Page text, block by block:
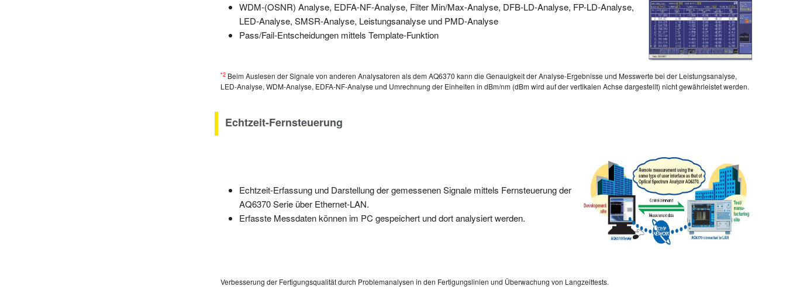
WDM-(OSNR) Analyse, EDFA-NF-Analyse, Filter Min/Max-Analyse, DFB-LD-Analyse, FP-LD-Analyse,
LED-Analyse, SMSR-Analyse, Leistungsanalyse und PMD-Analyse
Pass/Fail-Entscheidungen mittels Template-Funktion
*2 Beim Auslesen der Signale von anderen Analysatoren als dem AQ6370 kann die Genauigkeit der Analyse-Ergebnisse und Messwerte bei der Leistungsanalyse,
LED-Analyse, WDM-Analyse, EDFA-NF-Analyse und Umrechnung der Einheiten in dBm/nm (dBm wird auf der vertikalen Achse dargestellt) nicht gewährleistet werden.
Echtzeit-Fernsteuerung
Echtzeit-Erfassung und Darstellung der gemessenen Signale mittels Fernsteuerung der
AQ6370 Serie über Ethernet-LAN.
Erfasste Messdaten können im PC gespeichert und dort analysiert werden.
Verbesserung der Fertigungsqualität durch Problemanalysen in den Fertigungslinien und Überwachung von Langzeittests.